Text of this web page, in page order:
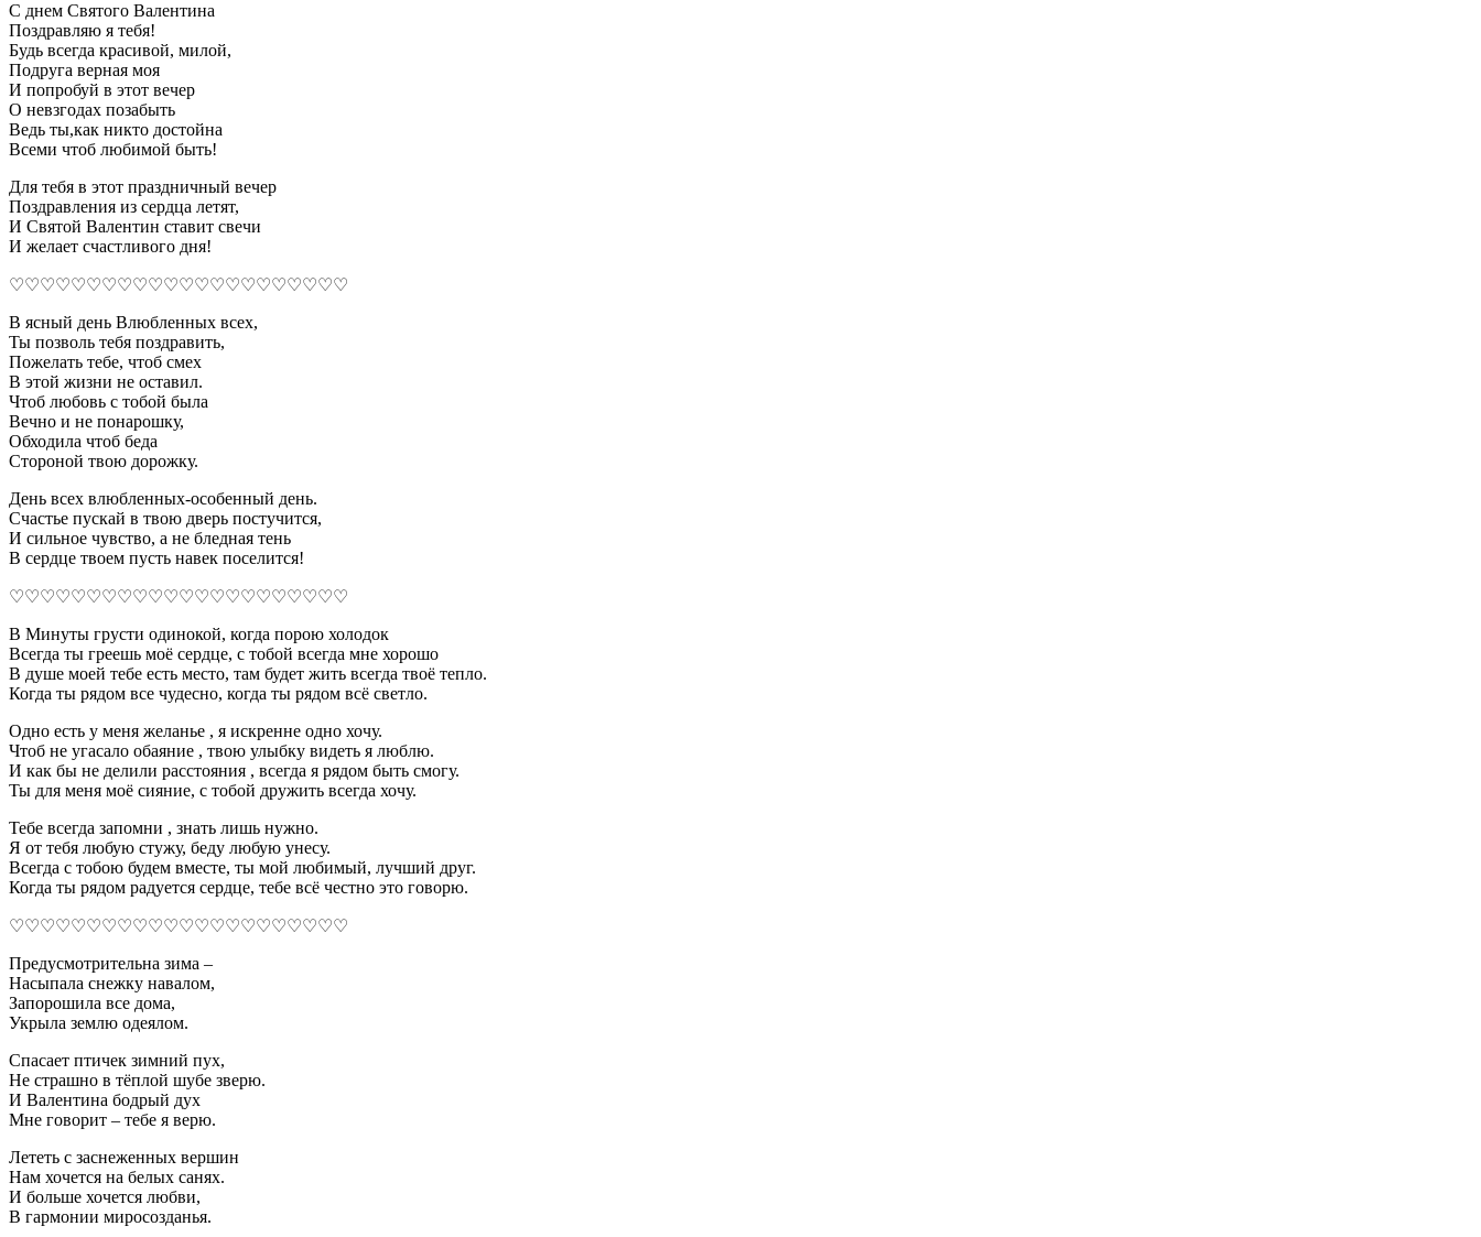
С днем Святого Валентина
Поздравляю я тебя!
Будь всегда красивой, милой,
Подруга верная моя
И попробуй в этот вечер
О невзгодах позабыть
Ведь ты,как никто достойна
Всеми чтоб любимой быть!
Для тебя в этот праздничный вечер
Поздравления из сердца летят,
И Святой Валентин ставит свечи
И желает счастливого дня!
♡♡♡♡♡♡♡♡♡♡♡♡♡♡♡♡♡♡♡♡♡♡
В ясный день Влюбленных всех,
Ты позволь тебя поздравить,
Пожелать тебе, чтоб смех
В этой жизни не оставил.
Чтоб любовь с тобой была
Вечно и не понарошку,
Обходила чтоб беда
Стороной твою дорожку.
День всех влюбленных-особенный день.
Счастье пускай в твою дверь постучится,
И сильное чувство, а не бледная тень
В сердце твоем пусть навек поселится!
♡♡♡♡♡♡♡♡♡♡♡♡♡♡♡♡♡♡♡♡♡♡
В Минуты грусти одинокой, когда порою холодок
Всегда ты греешь моё сердце, с тобой всегда мне хорошо
В душе моей тебе есть место, там будет жить всегда твоё тепло.
Когда ты рядом все чудесно, когда ты рядом всё светло.
Одно есть у меня желанье , я искренне одно хочу.
Чтоб не угасало обаяние , твою улыбку видеть я люблю.
И как бы не делили расстояния , всегда я рядом быть смогу.
Ты для меня моё сияние, с тобой дружить всегда хочу.
Тебе всегда запомни , знать лишь нужно.
Я от тебя любую стужу, беду любую унесу.
Всегда с тобою будем вместе, ты мой любимый, лучший друг.
Когда ты рядом радуется сердце, тебе всё честно это говорю.
♡♡♡♡♡♡♡♡♡♡♡♡♡♡♡♡♡♡♡♡♡♡
Предусмотрительна зима –
Насыпала снежку навалом,
Запорошила все дома,
Укрыла землю одеялом.
Спасает птичек зимний пух,
Не страшно в тёплой шубе зверю.
И Валентина бодрый дух
Мне говорит – тебе я верю.
Лететь с заснеженных вершин
Нам хочется на белых санях.
И больше хочется любви,
В гармонии миросозданья.